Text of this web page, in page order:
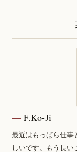
F.Ko-Ji
最近はもっぱら仕事
しいです。もう長い